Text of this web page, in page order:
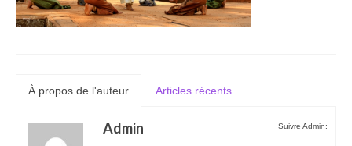
Laos
Les articles du Laos
À propos de l'auteur Articles récents
Suivre Admin:
Admin